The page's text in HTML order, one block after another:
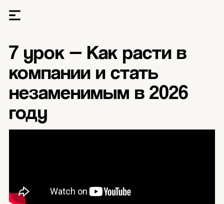
7 урок — Как расти в
компании и стать
незаменимым в 2026
году